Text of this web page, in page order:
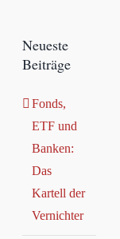
Neueste
Beiträge
Fonds,
ETF und
Banken:
Das
Kartell der
Vernichter